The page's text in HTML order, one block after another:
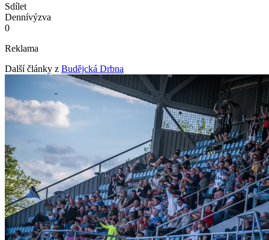
Sdílet
Dennívýzva
0
Reklama
Další články z Budějcká Drbna